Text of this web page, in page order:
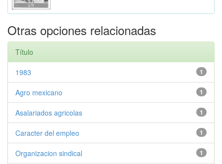
Otras opciones relacionadas
Título
1
1983
1
Agro mexicano
1
Asalariados agricolas
1
Caracter del empleo
1
Organizacion sindical